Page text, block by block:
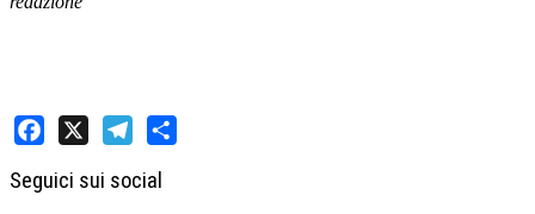
Seguici sui social